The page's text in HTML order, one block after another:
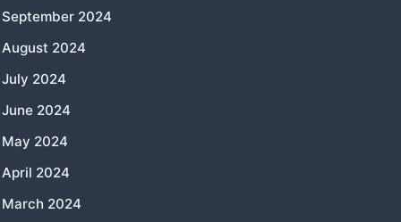
September 2024
August 2024
July 2024
June 2024
May 2024
April 2024
March 2024